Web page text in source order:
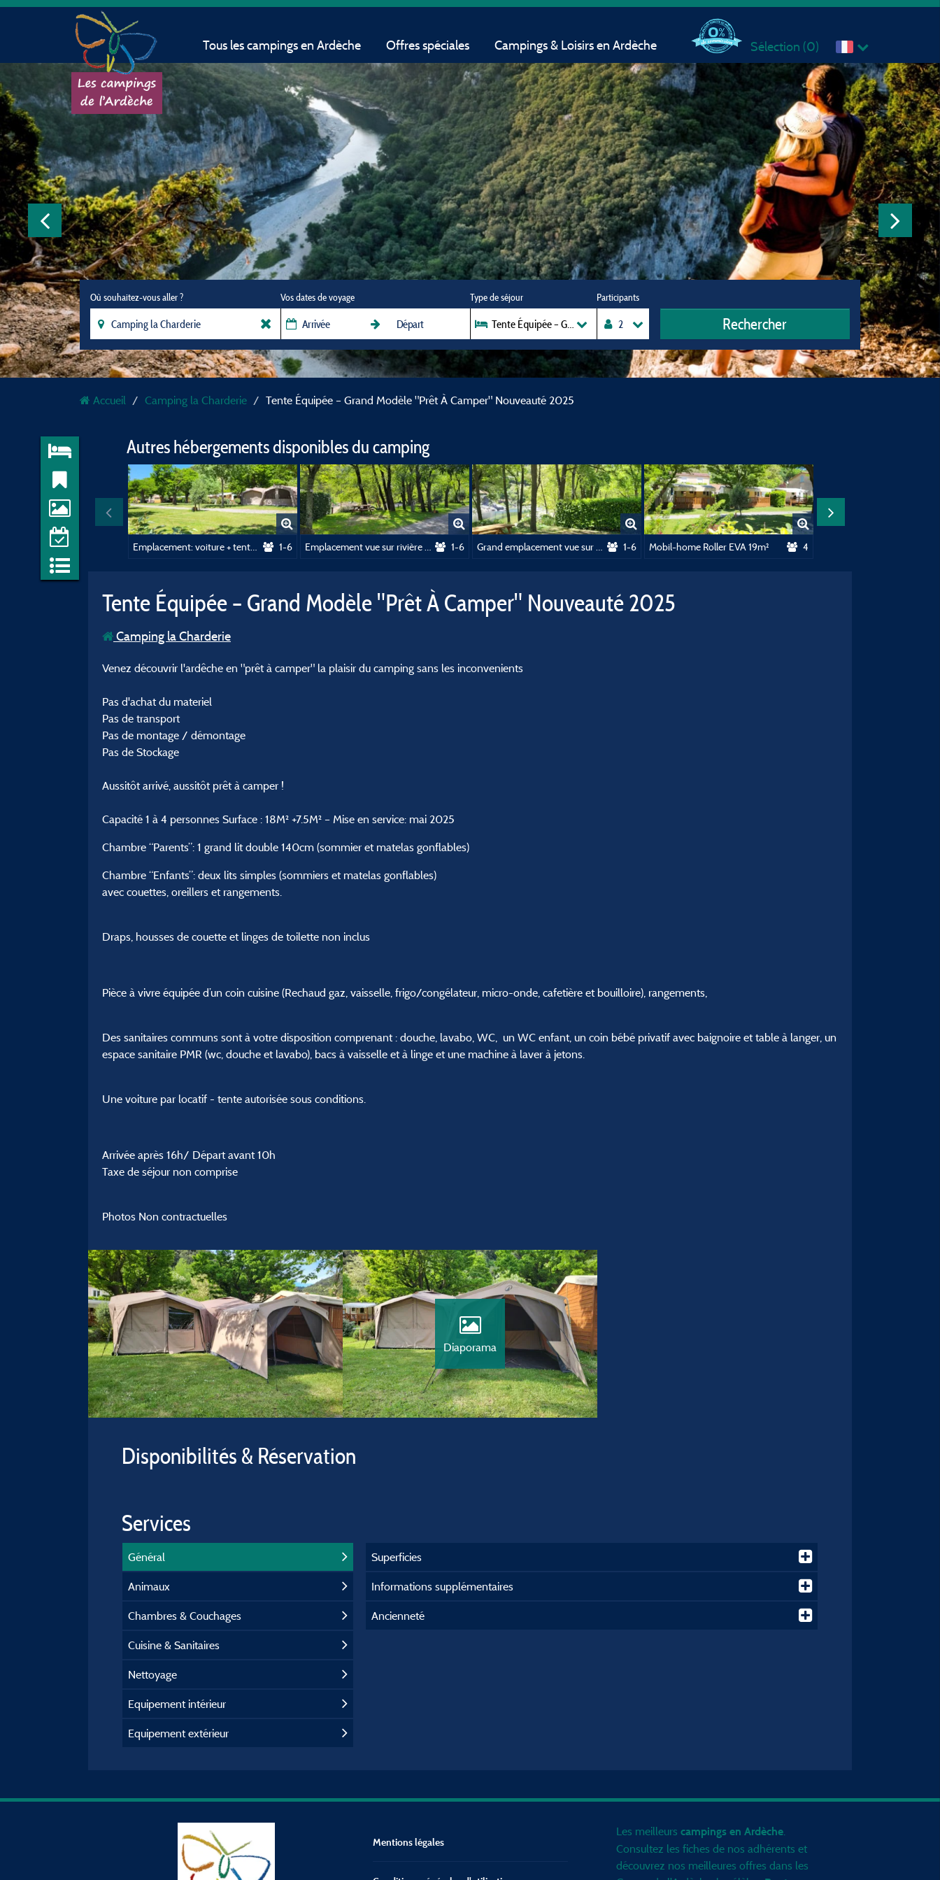
Tous les campings en Ardèche Offres spéciales Campings & Loisirs en Ardèche Sélection (0)
Où souhaitez-vous aller ? Vos dates de voyage Type de séjour
Tente Équipée – Grand Modèle "Prêt À Camper" Nouveauté 2025
Participants
Rechercher
Accueil Camping la Charderie Tente Équipée – Grand Modèle "Prêt À Camper" Nouveauté 2025
Autres hébergements disponibles du camping
Emplacement: voiture + tente/caravane ou camping-car 1-6 1-6 1-6 Mobil-home Roller EVA 19m² 4
Tente Équipée – Grand Modèle "Prêt À Camper" Nouveauté 2025
Camping la Charderie
Venez découvrir l'ardêche en "prêt à camper" la plaisir du camping sans les inconvenients
Pas d'achat du materiel
Pas de transport
Pas de montage / démontage
Pas de Stockage
Aussitôt arrivé, aussitôt prêt à camper !
Capacité 1 à 4 personnes Surface : 18M² +7.5M² – Mise en service: mai 2025
Chambre “Parents”: 1 grand lit double 140cm (sommier et matelas gonflables)
Chambre “Enfants”: deux lits simples (sommiers et matelas gonflables)
avec couettes, oreillers et rangements.
Draps, housses de couette et linges de toilette non inclus
Pièce à vivre équipée d’un coin cuisine (Rechaud gaz, vaisselle, frigo/congélateur, micro-onde, cafetière et bouilloire), rangements,
Des sanitaires communs sont à votre disposition comprenant : douche, lavabo, WC, un WC enfant, un coin bébé privatif avec baignoire et table à langer, un
espace sanitaire PMR (wc, douche et lavabo), bacs à vaisselle et à linge et une machine à laver à jetons.
Une voiture par locatif - tente autorisée sous conditions.
Arrivée après 16h/ Départ avant 10h
Taxe de séjour non comprise
Photos Non contractuelles
Diaporama
Disponibilités & Réservation
Services
Général
Animaux
Chambres & Couchages
Cuisine & Sanitaires
Nettoyage
Equipement intérieur
Equipement extérieur
Superficies
Informations supplémentaires
Ancienneté
Mentions légales
Les meilleurscampings en Ardèche.
Consultez les fiches de nos adhérents et
découvrez nos meilleures offres dans les